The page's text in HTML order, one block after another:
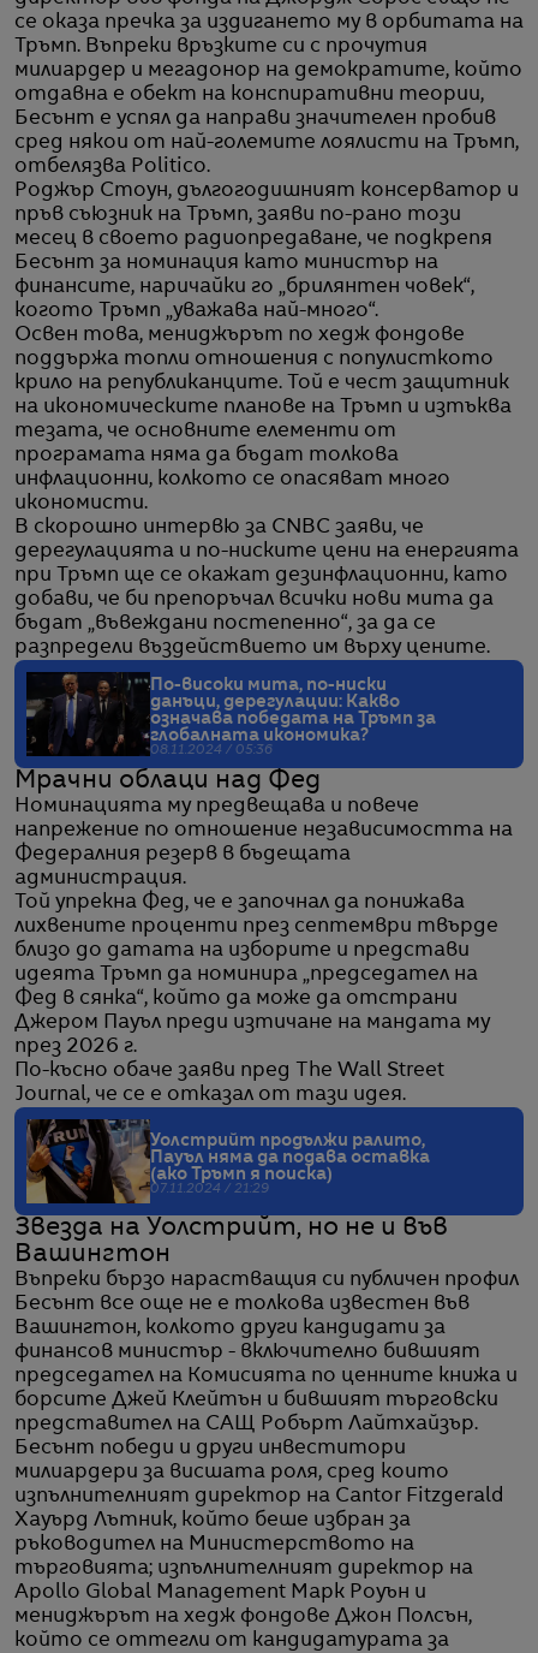
се оказа пречка за издигането му в орбитата на
Тръмп. Въпреки връзките си с прочутия
милиардер и мегадонор на демократите, който
отдавна е обект на конспиративни теории,
Бесънт е успял да направи значителен пробив
сред някои от най-големите лоялисти на Тръмп,
отбелязва Politico.
Роджър Стоун, дългогодишният консерватор и
пръв съюзник на Тръмп, заяви по-рано този
месец в своето радиопредаване, че подкрепя
Бесънт за номинация като министър на
финансите, наричайки го „брилянтен човек“,
когото Тръмп „уважава най-много“.
Освен това, мениджърът по хедж фондове
поддържа топли отношения с популисткото
крило на републиканците. Той е чест защитник
на икономическите планове на Тръмп и изтъква
тезата, че основните елементи от
програмата няма да бъдат толкова
инфлационни, колкото се опасяват много
икономисти.
В скорошно интервю за CNBC заяви, че
дерегулацията и по-ниските цени на енергията
при Тръмп ще се окажат дезинфлационни, като
добави, че би препоръчал всички нови мита да
бъдат „въвеждани постепенно“, за да се
разпредели въздействието им върху цените.
По-високи мита, по-ниски
данъци, дерегулации: Какво
означава победата на Тръмп за
глобалната икономика?
08.11.2024 / 05:36
Мрачни облаци над Фед
Номинацията му предвещава и повече
напрежение по отношение независимостта на
Федералния резерв в бъдещата
администрация.
Той упрекна Фед, че е започнал да понижава
лихвените проценти през септември твърде
близо до датата на изборите и представи
идеята Тръмп да номинира „председател на
Фед в сянка“, който да може да отстрани
Джером Пауъл преди изтичане на мандата му
през 2026 г.
По-късно обаче заяви пред The Wall Street
Journal, че се е отказал от тази идея.
Уолстрийт продължи ралито,
Пауъл няма да подава оставка
(ако Тръмп я поиска)
07.11.2024 / 21:29
Звезда на Уолстрийт, но не и във
Вашингтон
Въпреки бързо нарастващия си публичен профил
Бесънт все още не е толкова известен във
Вашингтон, колкото други кандидати за
финансов министър - включително бившият
председател на Комисията по ценните книжа и
борсите Джей Клейтън и бившият търговски
представител на САЩ Робърт Лайтхайзър.
Бесънт победи и други инвеститори
милиардери за висшата роля, сред които
изпълнителният директор на Cantor Fitzgerald
Хауърд Лътник, който беше избран за
ръководител на Министерството на
търговията; изпълнителният директор на
Apollo Global Management Марк Роуън и
мениджърът на хедж фондове Джон Полсън,
който се оттегли от кандидатурата за